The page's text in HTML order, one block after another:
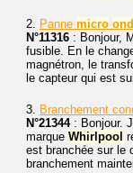
2. Panne micro
N°11316 : Bonjour,
fusible. En le
magnétron, le
le capteur qui est
3. Branchement
N°21344: Bonjour.
marque Whirlpool
est branchée sur le
branchement